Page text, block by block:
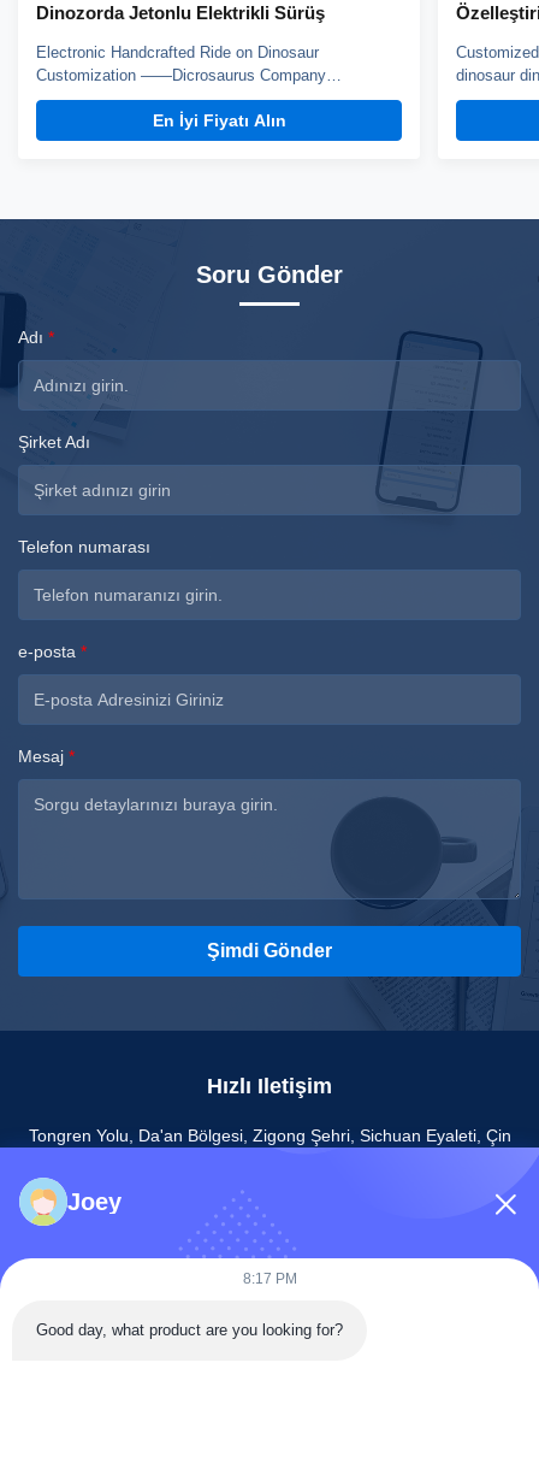
Dinozorda Jetonlu Elektrikli Sürüş
Electronic Handcrafted Ride on Dinosaur
Customization ——Dicrosaurus Company
introduction Zigong City Red Tiger Culture & Art
Co.,Ltd was established in early 2016, which is
located in the hometown of dinosaurs-- Zigong City,
En İyi Fiyatı Alın
dinosaur
Dinosaur
Crafted
Soru Gönder
Adı *
Şirket Adı
Telefon numarası
e-posta *
Mesaj *
Şimdi Gönder
Hızlı Iletişim
Tongren Yolu, Da'an Bölgesi, Zigong Şehri, Sichuan Eyaleti, Çin
e-posta: joeyying626@gmail.com
Telif hakkı © 2022-2026 Zigong City Red Tiger Culture & Art Co., Ltd.. Hepsi.
Joey
8:17 PM
Good day, what product are you looking for?